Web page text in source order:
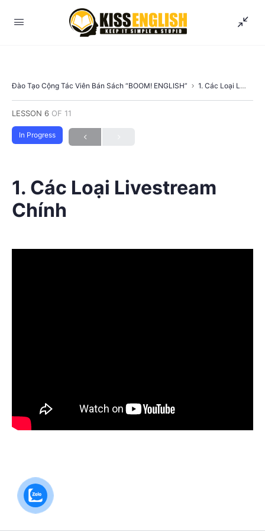
Đào Tạo Cộng Tác Viên Bán Sách “BOOM! ENGLISH” 1. Các Loại Livestream Chính
LESSON 6 OF 11
In Progress
1. Các Loại Livestream
Chính